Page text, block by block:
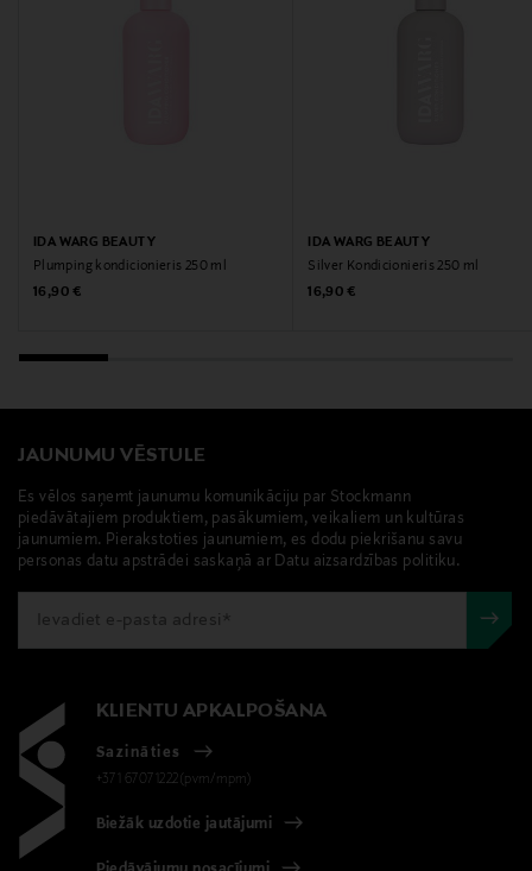
IDA WARG BEAUTY
Plumping kondicionieris 250 ml
Original Price
16,90 €
IDA WARG BEAUTY
Silver Kondicionieris 250 ml
Original Price
16,90 €
JAUNUMU VĒSTULE
Es vēlos saņemt jaunumu komunikāciju par Stockmann
piedāvātajiem produktiem, pasākumiem, veikaliem un kultūras
jaunumiem. Pierakstoties jaunumiem, es dodu piekrišanu savu
personas datu apstrādei saskaņā ar Datu aizsardzības politiku.
KLIENTU APKALPOŠANA
Sazināties
+371 67071222(pvm/mpm)
Biežāk uzdotie jautājumi